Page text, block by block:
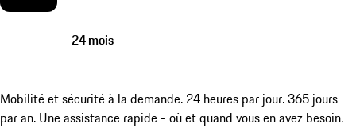
24 mois
Mobilité et sécurité à la demande. 24 heures par jour. 365 jours
par an. Une assistance rapide - où et quand vous en avez besoin.